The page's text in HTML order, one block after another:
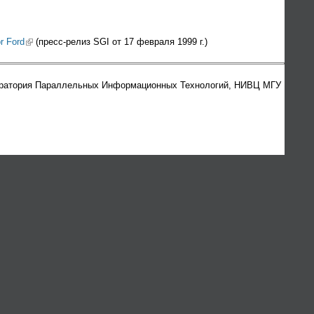
Ford(link is external)
(пресс-релиз SGI от 17 февраля 1999 г.)
Параллельных Информационных Технологий, НИВЦ МГУ